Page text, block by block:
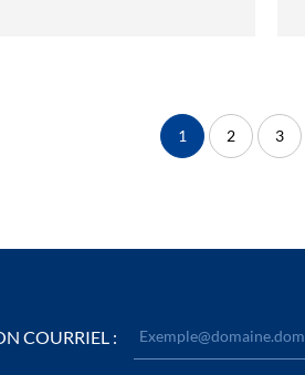
1 2 3
COURRIEL :